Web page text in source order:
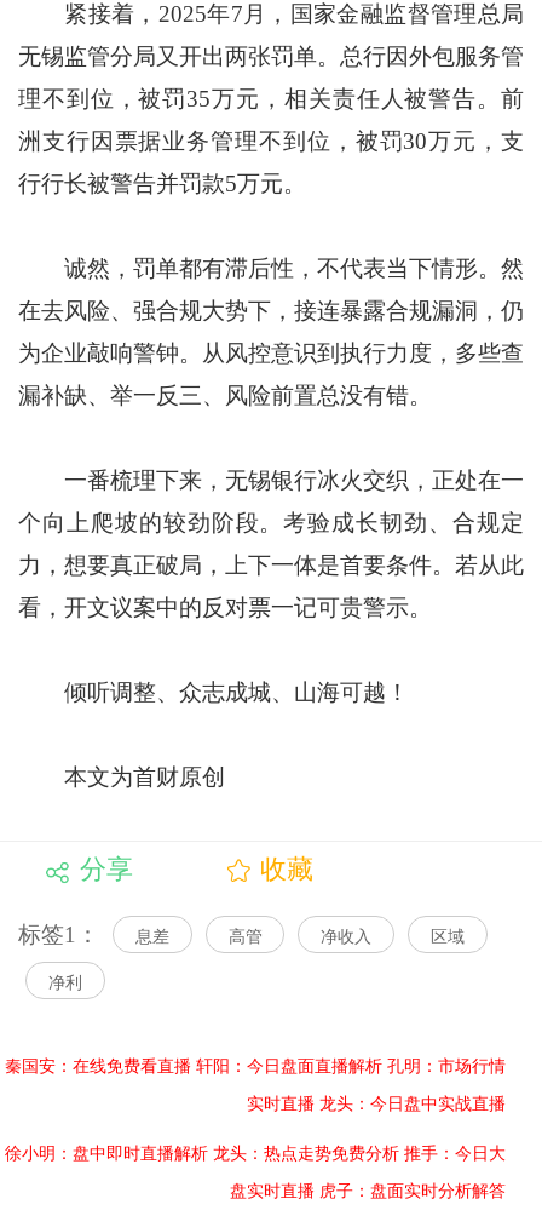
紧接着，2025年7月，国家金融监督管理总局
无锡监管分局又开出两张罚单。总行因外包服务管
理不到位，被罚35万元，相关责任人被警告。前
洲支行因票据业务管理不到位，被罚30万元，支
行行长被警告并罚款5万元。
诚然，罚单都有滞后性，不代表当下情形。然
在去风险、强合规大势下，接连暴露合规漏洞，仍
为企业敲响警钟。从风控意识到执行力度，多些查
漏补缺、举一反三、风险前置总没有错。
一番梳理下来，无锡银行冰火交织，正处在一
个向上爬坡的较劲阶段。考验成长韧劲、合规定
力，想要真正破局，上下一体是首要条件。若从此
看，开文议案中的反对票一记可贵警示。
倾听调整、众志成城、山海可越！
本文为首财原创
分享 收藏
标签1： 息差 高管 净收入 区域
净利
秦国安：在线免费看直播 轩阳：今日盘面直播解析 孔明：市场行情
实时直播 龙头：今日盘中实战直播
徐小明：盘中即时直播解析 龙头：热点走势免费分析 推手：今日大
盘实时直播 虎子：盘面实时分析解答